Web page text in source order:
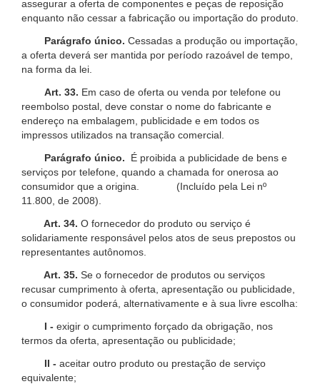
assegurar a oferta de componentes e peças de reposição
enquanto não cessar a fabricação ou importação do produto.
Parágrafo único. Cessadas a produção ou importação,
a oferta deverá ser mantida por período razoável de tempo,
na forma da lei.
Art. 33. Em caso de oferta ou venda por telefone ou
reembolso postal, deve constar o nome do fabricante e
endereço na embalagem, publicidade e em todos os
impressos utilizados na transação comercial.
Parágrafo único.
É proibida a publicidade de bens e
serviços por telefone, quando a chamada for onerosa ao
consumidor que a origina. (Incluído pela Lei nº
11.800, de 2008).
Art. 34. O fornecedor do produto ou serviço é
solidariamente responsável pelos atos de seus prepostos ou
representantes autônomos.
Art. 35. Se o fornecedor de produtos ou serviços
recusar cumprimento à oferta, apresentação ou publicidade,
o consumidor poderá, alternativamente e à sua livre escolha:
I - exigir o cumprimento forçado da obrigação, nos
termos da oferta, apresentação ou publicidade;
II - aceitar outro produto ou prestação de serviço
equivalente;